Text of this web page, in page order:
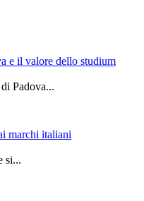
e il valore dello studium
Padova...
marchi italiani
si...